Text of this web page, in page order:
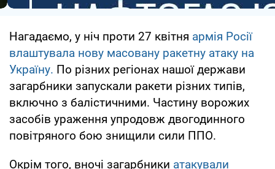
Нагадаємо, у ніч проти 27 квітня армія Росії
влаштувала нову масовану ракетну атаку на
Україну. По різних регіонах нашої держави
загарбники запускали ракети різних типів,
включно з балістичними. Частину ворожих
засобів ураження упродовж двогодинного
повітряного бою знищили сили ППО.
Окрім того, вночі загарбники атакували